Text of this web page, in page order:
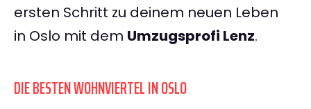
ersten Schritt zu deinem neuen Leben
in Oslo mit dem Umzugsprofi Lenz.
DIE BESTEN WOHNVIERTEL IN OSLO